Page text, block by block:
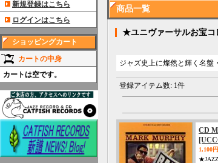
新規登録はこちら
ログインはこちら
ショッピングカート
カートの中身
カートは空です。
商品一覧
★ユニヴァーサルお宝コ
ジャズ史上に燦然と輝く名盤
登録アイテム数: 1件
CD
1,100円